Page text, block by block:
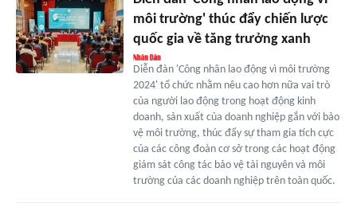
môi trường' thúc đẩy chiến lược
quốc gia về tăng trưởng xanh
Diễn đàn 'Công nhân lao động vì môi trường
2024' tổ chức nhằm nêu cao hơn nữa vai trò
của người lao động trong hoạt động kinh
doanh, sản xuất của doanh nghiệp gắn với bảo
vệ môi trường, thúc đẩy sự tham gia tích cực
của các công đoàn cơ sở trong các hoạt động
giám sát công tác bảo vệ tài nguyên và môi
trường của các doanh nghiệp trên toàn quốc.